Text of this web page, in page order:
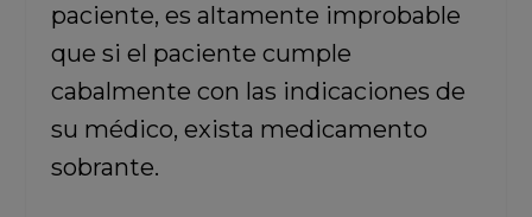
paciente, es altamente improbable
que si el paciente cumple
cabalmente con las indicaciones de
su médico, exista medicamento
sobrante.